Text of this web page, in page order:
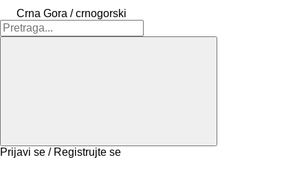
Crna Gora / crnogorski
Prijavi se / Registrujte se